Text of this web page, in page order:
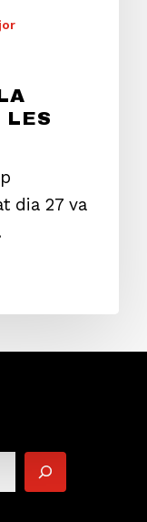
LES
dia 27 va